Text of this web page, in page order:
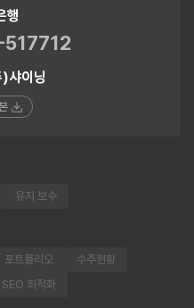
행
샤이닝
유지 보수
포트폴리오
수주현황
SEO 최적화